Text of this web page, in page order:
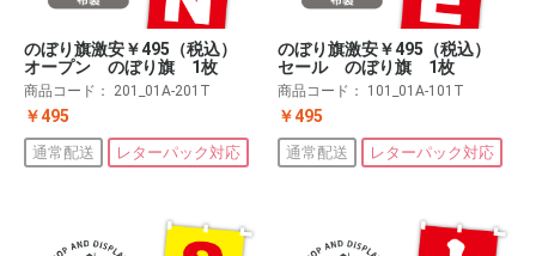
のぼり旗激安￥495（税込）
オープン のぼり旗 1枚
商品コード： 201_01A-201T
￥495
通常配送 レターパック対応
のぼり旗激安￥495（税込）
セール のぼり旗 1枚
商品コード： 101_01A-101T
￥495
通常配送 レターパック対応